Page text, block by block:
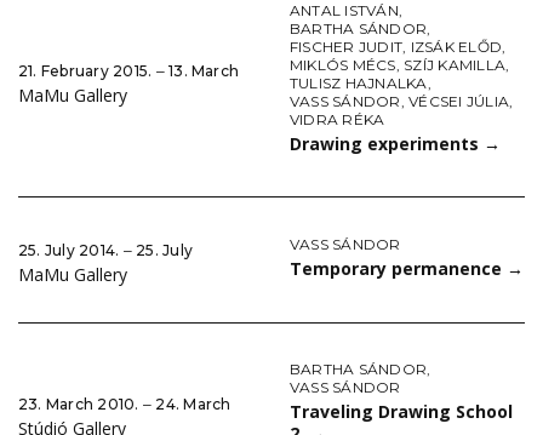
21. February 2015. ‒ 13. March
MaMu Gallery
ANTAL ISTVÁN,
BARTHA SÁNDOR,
FISCHER JUDIT, IZSÁK ELŐD,
MIKLÓS MÉCS, SZÍJ KAMILLA,
TULISZ HAJNALKA,
VASS SÁNDOR,VÉCSEI JÚLIA,
VIDRA RÉKA
Drawing experiments →
25. July 2014. ‒ 25. July
MaMu Gallery
VASS SÁNDOR
Temporary permanence →
23. March 2010. ‒ 24. March
Stúdió Gallery
BARTHA SÁNDOR,
VASS SÁNDOR
Traveling Drawing School